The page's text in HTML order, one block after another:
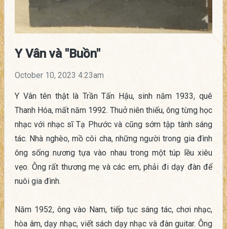
Y Vân và "Buồn"
October 10, 2023 4:23am
Y Vân tên thật là Trần Tấn Hậu, sinh năm 1933, quê
Thanh Hóa, mất năm 1992. Thuở niên thiếu, ông từng học
nhạc với nhạc sĩ Tạ Phước và cũng sớm tập tành sáng
tác. Nhà nghèo, mồ côi cha, những người trong gia đình
ông sống nương tựa vào nhau trong một túp lều xiêu
vẹo. Ông rất thương mẹ và các em, phải đi dạy đàn để
nuôi gia đình.
Năm 1952, ông vào Nam, tiếp tục sáng tác, chơi nhạc,
hòa âm, dạy nhạc, viết sách dạy nhạc và đàn guitar. Ông